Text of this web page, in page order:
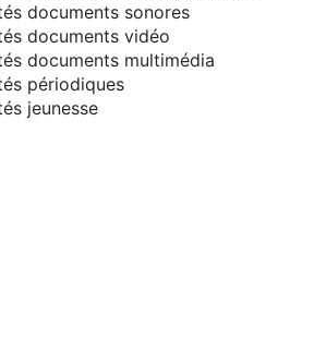
documents sonores
documents vidéo
documents multimédia
périodiques
jeunesse